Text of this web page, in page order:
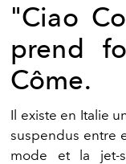
"Ciao
prend
Côme.
Il existe en Italie
suspendus entre
mode et la jet-